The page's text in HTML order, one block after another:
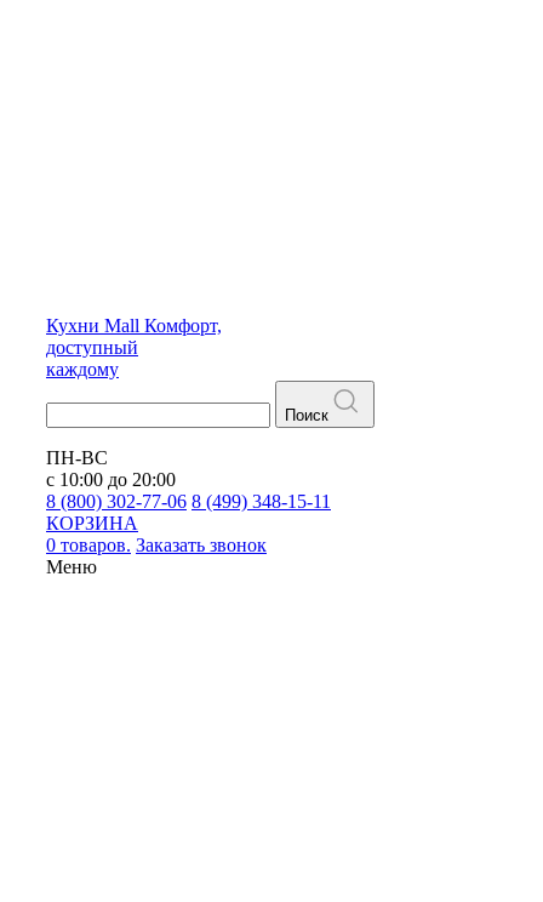
Кухни Mall Комфорт,
доступный
каждому
Поиск
ПН-ВС
с 10:00 до 20:00
8 (800) 302-77-06 8 (499) 348-15-11
КОРЗИНА
0 товаров. Заказать звонок
Меню